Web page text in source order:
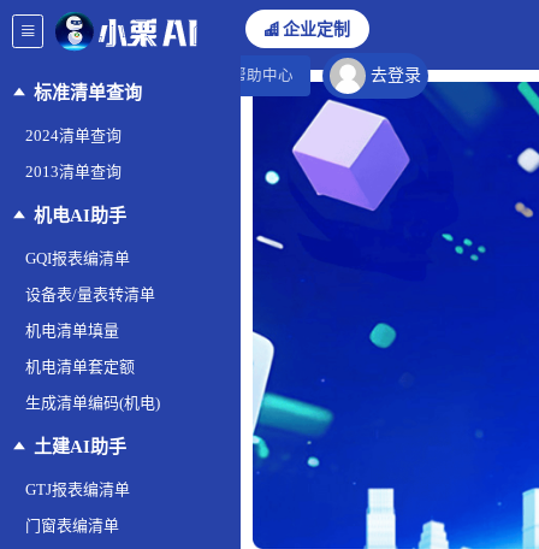
企业定制
帮助中心 去登录
标准清单查询
2024清单查询
2013清单查询
机电AI助手
GQI报表编清单
设备表/量表转清单
机电清单填量
机电清单套定额
生成清单编码(机电)
土建AI助手
GTJ报表编清单
门窗表编清单